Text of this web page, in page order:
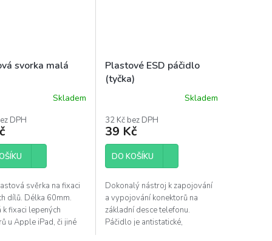
svorka malá
Skladem
DPH
svěrka na fixaci
dílů. Délka 60mm.
k fixaci lepených
u Apple iPad, či jiné
Plastové ESD páčidlo
(tyčka)
produktu
je
5,0
5
hvězdiček.
Skladem
32 Kč bez DPH
39 Kč
DO KOŠÍKU
Dokonalý nástroj k zapojování
a vypojování konektorů na
základní desce telefonu.
Páčidlo je antistatické,